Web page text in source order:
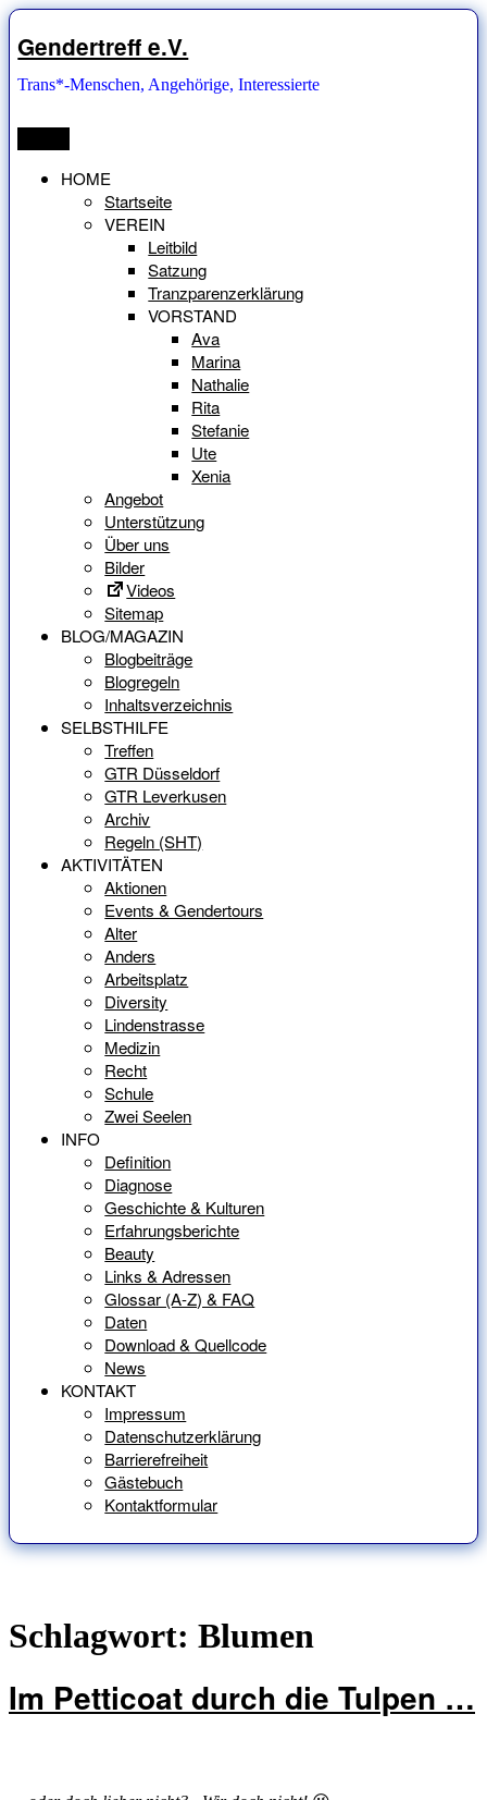
Zum
Inhalt
springen
Gendertreff e.V.
Trans*-Menschen, Angehörige, Interessierte
HOME
Startseite
VEREIN
Leitbild
Satzung
Tranzparenzerklärung
VORSTAND
Ava
Marina
Nathalie
Rita
Stefanie
Ute
Xenia
Angebot
Unterstützung
Über uns
Bilder
Videos
Sitemap
BLOG/MAGAZIN
Blogbeiträge
Blogregeln
Inhaltsverzeichnis
SELBSTHILFE
Treffen
GTR Düsseldorf
GTR Leverkusen
Archiv
Regeln (SHT)
AKTIVITÄTEN
Aktionen
Events & Gendertours
Alter
Anders
Arbeitsplatz
Diversity
Lindenstrasse
Medizin
Recht
Schule
Zwei Seelen
INFO
Definition
Diagnose
Geschichte & Kulturen
Erfahrungsberichte
Beauty
Links & Adressen
Glossar (A-Z) & FAQ
Daten
Download & Quellcode
News
KONTAKT
Impressum
Datenschutzerklärung
Barrierefreiheit
Gästebuch
Kontaktformular
Schlagwort: Blumen
Im Petticoat durch die Tulpen …